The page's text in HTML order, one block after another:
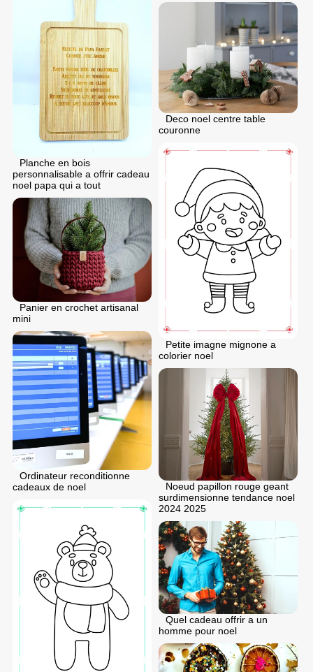
Planche en bois
personnalisable a offrir cadeau
noel papa qui a tout
Deco noel centre table
couronne
Petite imagne mignone a
colorier noel
Panier en crochet artisanal
mini
Ordinateur reconditionne
cadeaux de noel
Noeud papillon rouge geant
surdimensionne tendance noel
2024 2025
Quel cadeau offrir a un
homme pour noel